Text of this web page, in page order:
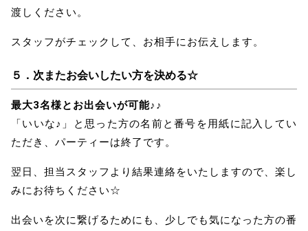
渡しください。
スタッフがチェックして、お相手にお伝えします。
５． 次またお会いしたい方を決める☆
最大3名様とお出会いが可能♪♪
「いいな♪」と思った方の名前と番号を用紙に記入してい
ただき、パーティーは終了です。
翌日、担当スタッフより結果連絡をいたしますので、楽し
みにお待ちください☆
出会いを次に繋げるためにも、少しでも気になった方の番